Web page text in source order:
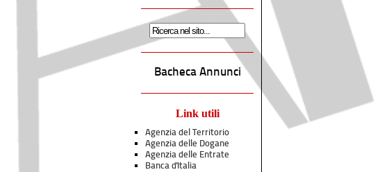
Bacheca Annunci
Link utili
Agenzia del Territorio
Agenzia delle Dogane
Agenzia delle Entrate
Banca d'Italia